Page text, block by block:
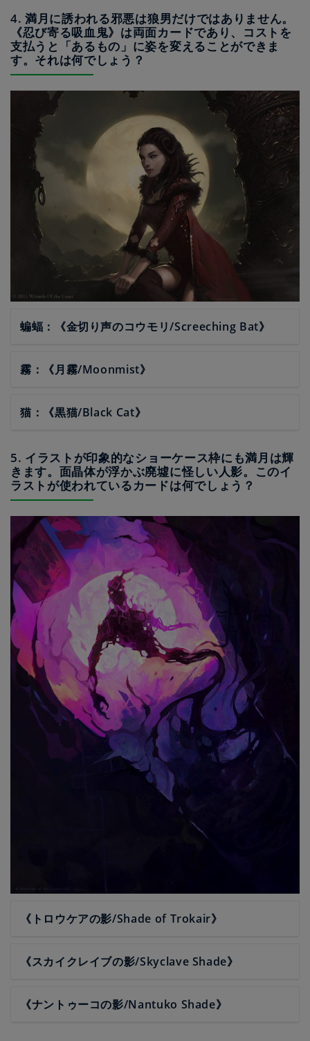
4. 満月に誘われる邪悪は狼男だけではありません。
《忍び寄る吸血鬼》は両面カードであり、コストを
支払うと「あるもの」に姿を変えることができま
す。それは何でしょう？
蝙蝠：《金切り声のコウモリ/Screeching Bat》
霧：《月霧/Moonmist》
猫：《黒猫/Black Cat》
5. イラストが印象的なショーケース枠にも満月は輝
きます。面晶体が浮かぶ廃墟に怪しい人影。このイ
ラストが使われているカードは何でしょう？
《トロウケアの影/Shade of Trokair》
《スカイクレイブの影/Skyclave Shade》
《ナントゥーコの影/Nantuko Shade》